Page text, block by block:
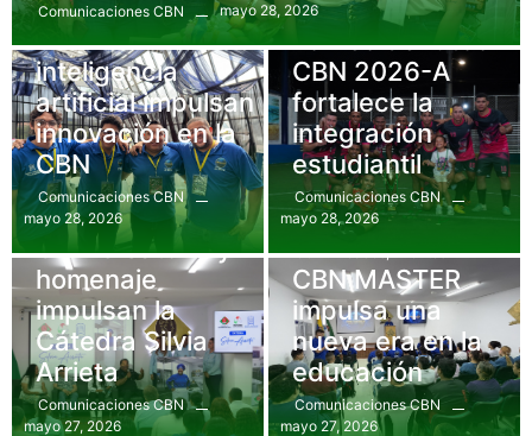
Comunicaciones CBN mayo 28, 2026
Uncategorized
Hackatón e
inteligencia
artificial impulsan
innovación en la
CBN
Comunicaciones CBN
mayo 28, 2026
Bienestar Eventos
Torneo de fútbol
CBN 2026-A
fortalece la
integración
estudiantil
Comunicaciones CBN
mayo 28, 2026
Eventos, Gastronomía
Conversatorio y
homenaje
impulsan la
Cátedra Silvia
Arrieta
Comunicaciones CBN
mayo 27, 2026
Comunicados, Eventos
CBN MASTER
impulsa una
nueva era en la
educación
Comunicaciones CBN
mayo 27, 2026